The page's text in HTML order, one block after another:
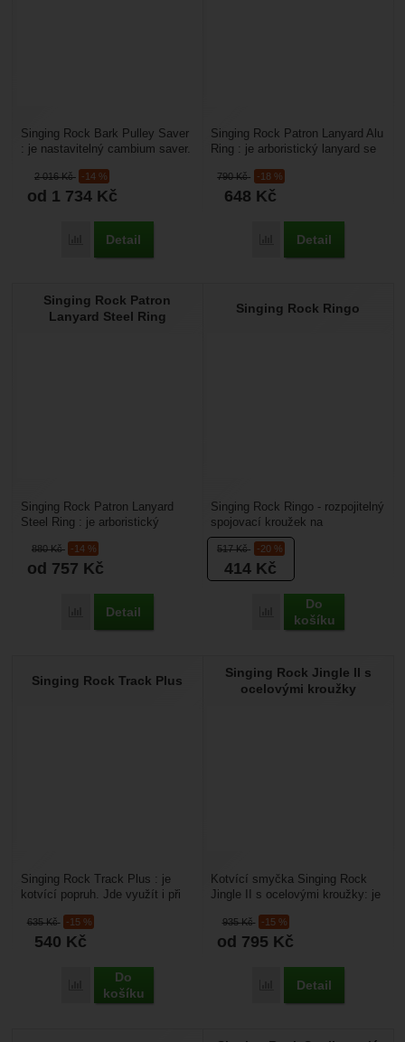
2 016Kč -14 %
od 1 734 Kč
Přidat 'Singing Rock Bark Pulley Saver' k porovnání
Detail
Singing Rock Bark Pulley Saver
: je nastavitelný cambium saver.
arboristiku....
790Kč -18 %
648 Kč
Přidat 'Singing Rock
Detail
Singing Rock Patron Lanyard Alu
Ring : je arboristický lanyard se
kroužkem,...
Singing Rock Patron
Lanyard Steel Ring
880Kč -14 %
od 757 Kč
Přidat 'Singing Rock Patron Lanyard Steel Ring' k porovnání
Detail
Singing Rock Patron Lanyard
Steel Ring : je arboristický
ocelovým kroužkem,...
Singing Rock Ringo
517Kč -20 %
414 Kč
Přidat 'Singing Rock
Do
košíku
Singing Rock Ringo - rozpojitelný
spojovací kroužek na
arboristické úvazky. Je určen na
spojovací most,...
Singing Rock Track Plus
635Kč -15 %
540 Kč
Přidat 'Singing Rock Track Plus' k porovnání
Do
košíku
Singing Rock Track Plus : je
kotvící popruh. Jde využít i při
délkouzakončen...
Singing Rock Jingle II s
ocelovými kroužky
935Kč -15 %
od 795 Kč
Přidat 'Singing Rock
Detail
Kotvící smyčka Singing Rock
Jingle II s ocelovými kroužky: je
instalaci...